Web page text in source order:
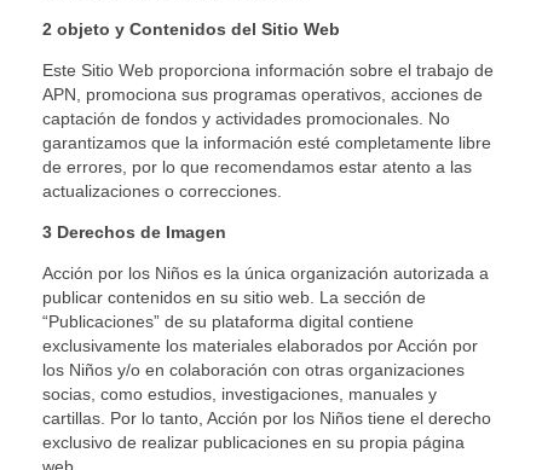
2 objeto y Contenidos del Sitio Web
Este Sitio Web proporciona información sobre el trabajo de
APN, promociona sus programas operativos, acciones de
captación de fondos y actividades promocionales. No
garantizamos que la información esté completamente libre
de errores, por lo que recomendamos estar atento a las
actualizaciones o correcciones.
3 Derechos de Imagen
Acción por los Niños es la única organización autorizada a
publicar contenidos en su sitio web. La sección de
“Publicaciones” de su plataforma digital contiene
exclusivamente los materiales elaborados por Acción por
los Niños y/o en colaboración con otras organizaciones
socias, como estudios, investigaciones, manuales y
cartillas. Por lo tanto, Acción por los Niños tiene el derecho
exclusivo de realizar publicaciones en su propia página